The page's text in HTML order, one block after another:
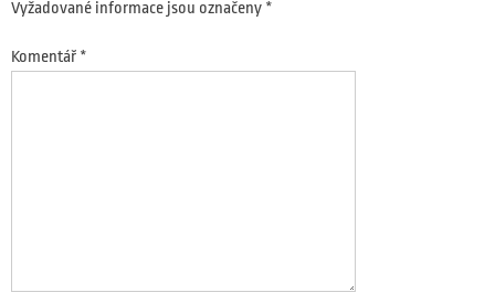
Vyžadované informace jsou označeny *
Komentář *